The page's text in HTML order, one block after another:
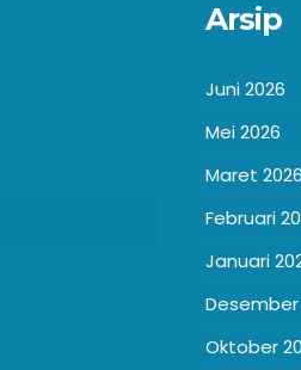
Arsip
Juni 2026
Mei 2026
Maret 2026
Februari
Januari
Desember
Oktober